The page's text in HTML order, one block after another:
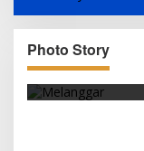
Photo Story